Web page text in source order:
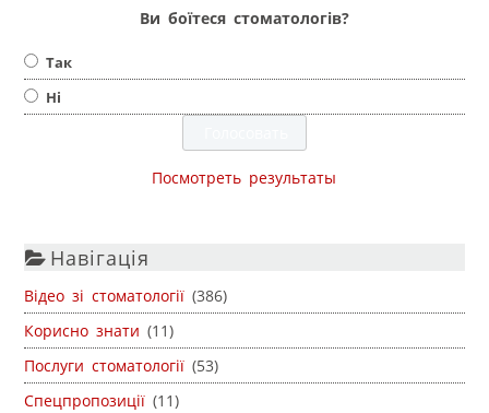
Ви боїтеся стоматологів?
Так
Ні
Посмотреть результаты
Навігація
Відео зі стоматології (386)
Корисно знати (11)
Послуги стоматології (53)
Спецпропозиції (11)